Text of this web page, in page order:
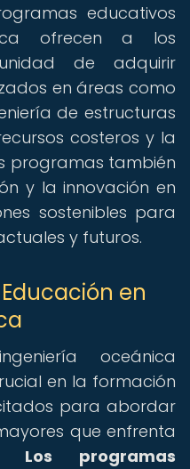
educativos
ofrecen a los
de adquirir
en áreas como
de estructuras
costeros y la
programas también
y la innovación en
sostenibles para
y futuros.
en
oceánica
en la formación
para abordar
que enfrenta
Los programas